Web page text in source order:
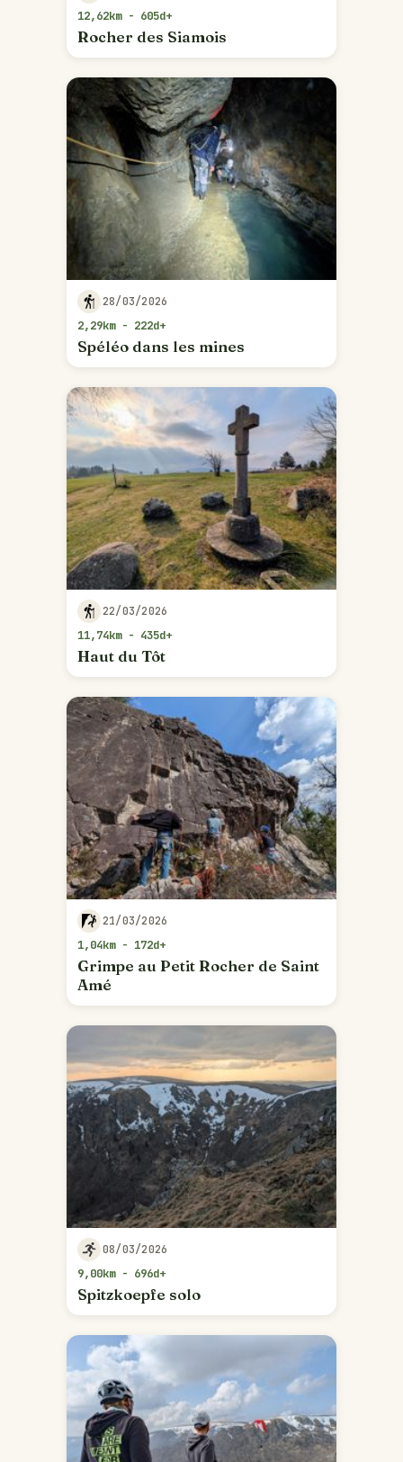
12,62km - 605d+
Rocher des Siamois
28/03/2026
2,29km - 222d+
Spéléo dans les mines
22/03/2026
11,74km - 435d+
Haut du Tôt
21/03/2026
1,04km - 172d+
Grimpe au Petit Rocher de Saint
Amé
08/03/2026
9,00km - 696d+
Spitzkoepfe solo